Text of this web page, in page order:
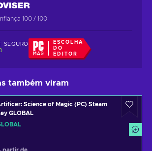
100 / 100
SEGURO
ESCOLHA
DO
EDITOR
também viram
Science of Magic (PC) Steam
GLOBAL
partir de